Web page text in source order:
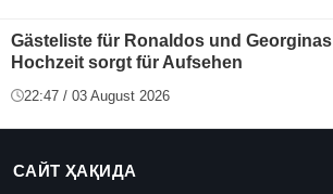
Gästeliste für Ronaldos und Georginas
Hochzeit sorgt für Aufsehen
22:47 / 03 August 2026
САЙТ ҲАҚИДА